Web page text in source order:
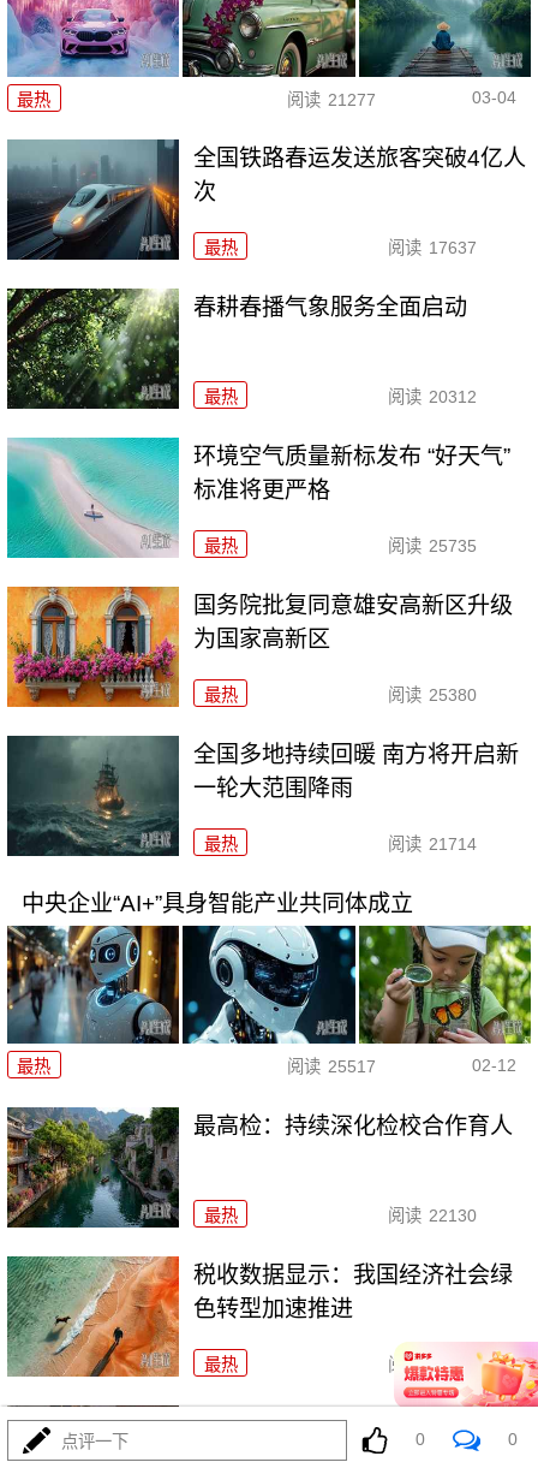
最热 阅读 21277 03-04
全国铁路春运发送旅客突破4亿人
次
最热 阅读 17637
春耕春播气象服务全面启动
最热 阅读 20312
环境空气质量新标发布 “好天气”
标准将更严格
最热 阅读 25735
国务院批复同意雄安高新区升级
为国家高新区
最热 阅读 25380
全国多地持续回暖 南方将开启新
一轮大范围降雨
最热 阅读 21714
中央企业“AI+”具身智能产业共同体成立
最热 阅读 25517 02-12
最高检：持续深化检校合作育人
最热 阅读 22130
税收数据显示：我国经济社会绿
色转型加速推进
最热 阅读 24540
暖心！全国实现生育津贴直达个
人
点评一下 0 0